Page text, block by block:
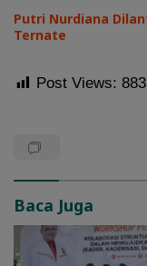
Putri Nurdiana
Ternate
Post Views: 883
Baca Juga